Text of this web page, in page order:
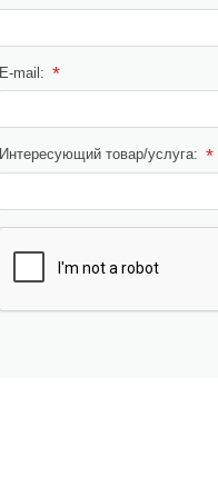
E-mail: *
Интересующий товар/услуга: *